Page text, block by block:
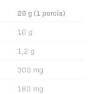
20 g (1 porcia)
10 g
1,2 g
300 mg
180 mg